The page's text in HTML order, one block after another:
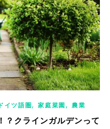
イツ語圏,家庭菜園,農業
？クラインガルデンって